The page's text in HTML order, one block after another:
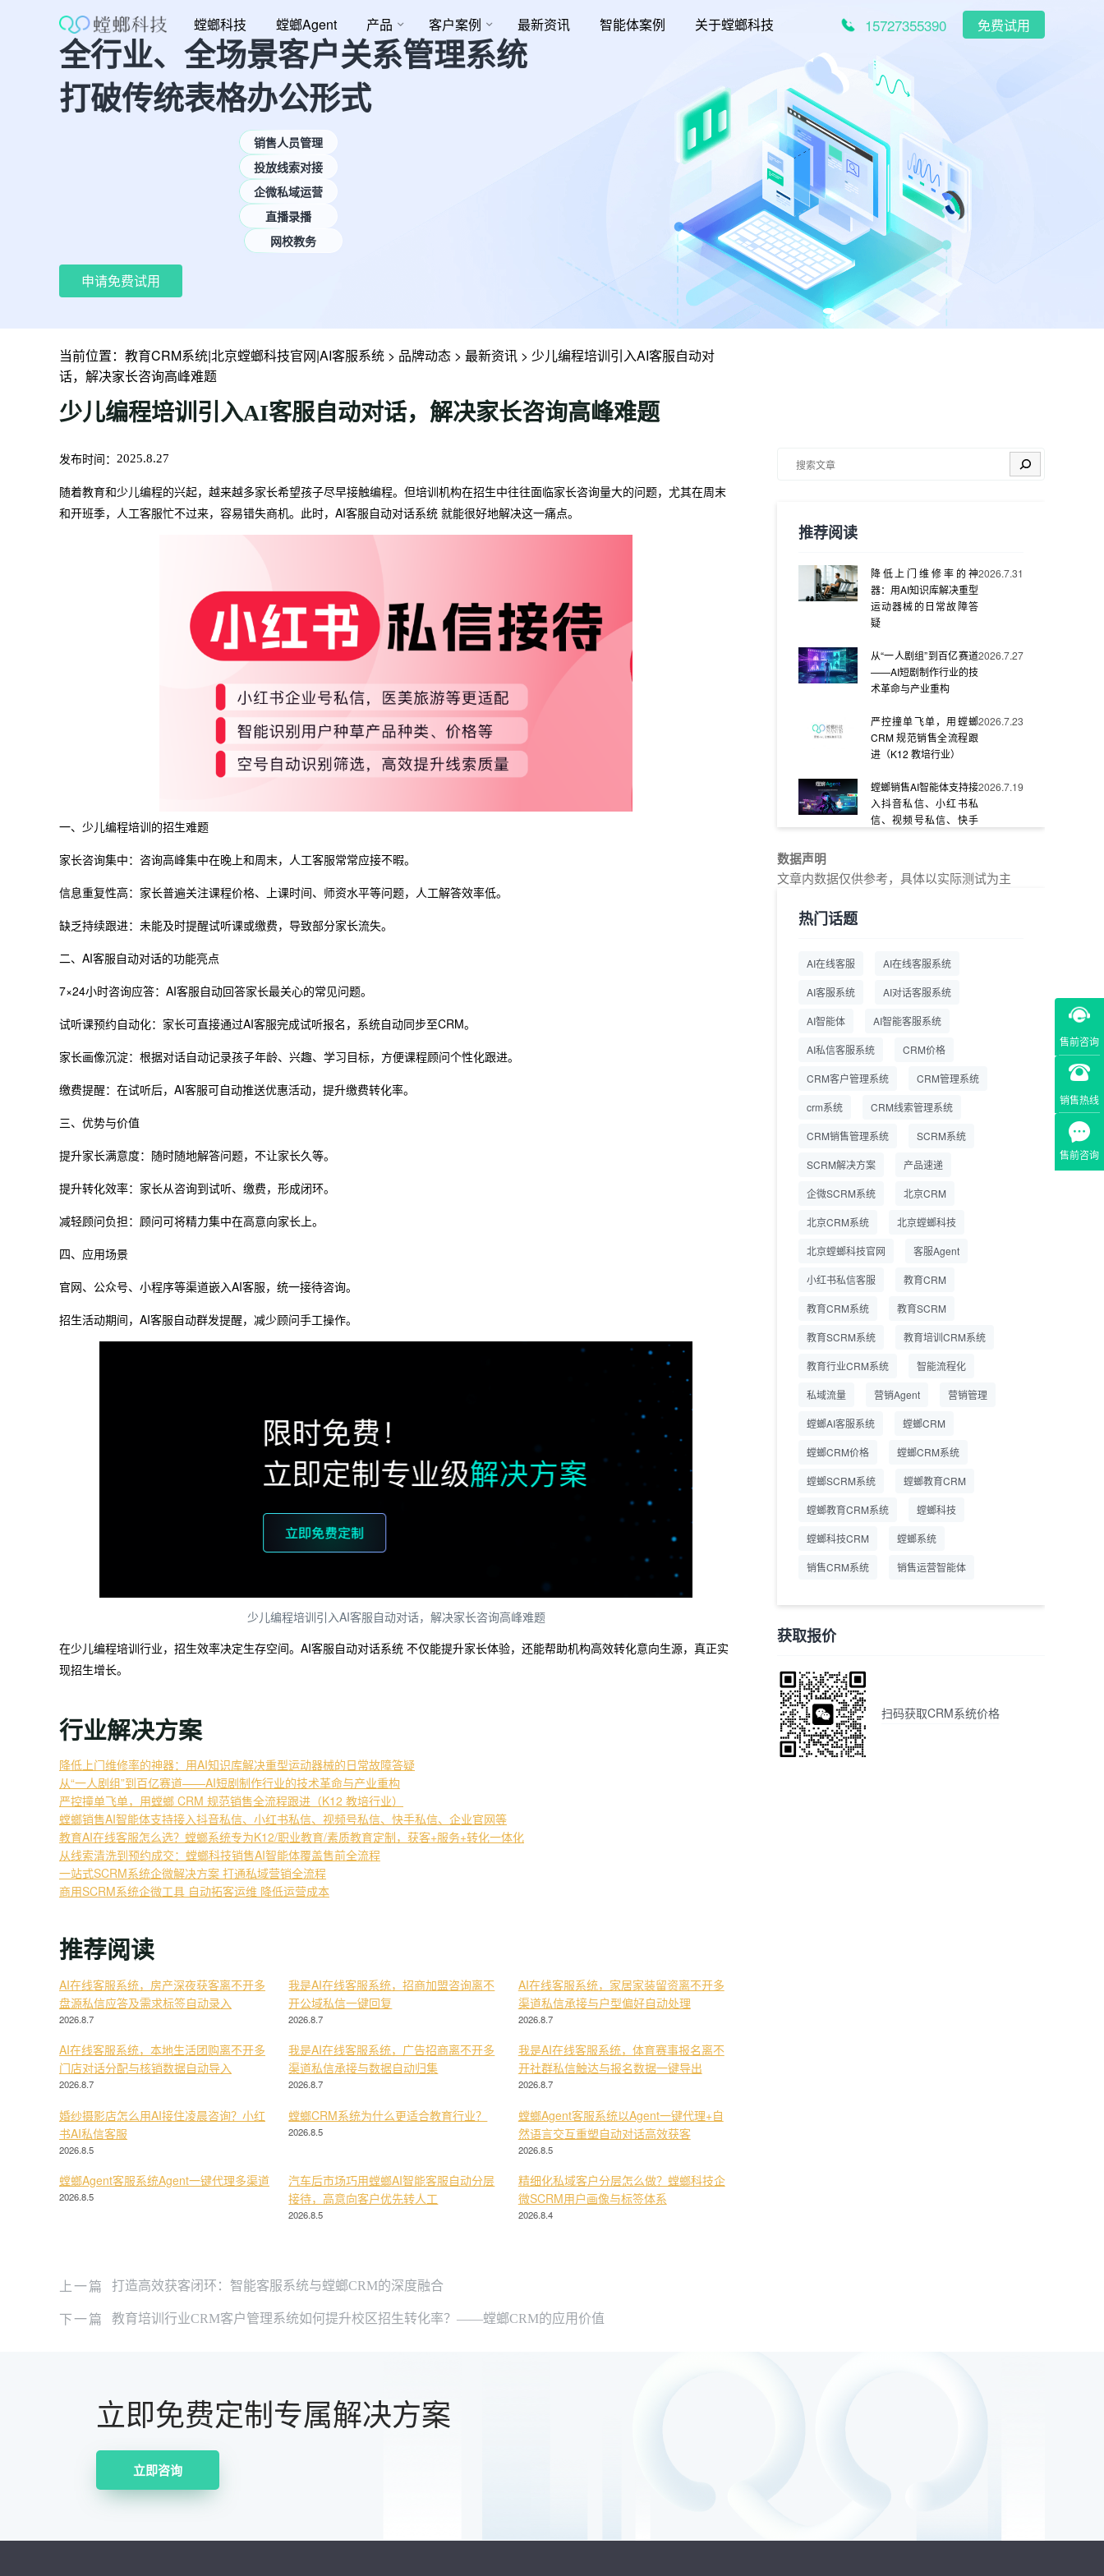
螳螂科技 螳螂Agent 产品 客户案例 最新资讯 智能体案例 关于螳螂科技 15727355390 免费试用
全行业、全场景客户关系管理系统
打破传统表格办公形式
销售人员管理
投放线索对接
企微私域运营
直播录播
网校教务
申请免费试用
售前咨询
销售热线
售前咨询
当前位置： 教育CRM系统|北京螳螂科技官网|AI客服系统 > 品牌动态 > 最新资讯 > 少儿编程培训引入AI客服自动对
话，解决家长咨询高峰难题
少儿编程培训引入AI客服自动对话，解决家长咨询高峰难题
发布时间： 2025.8.27
随着教育和少儿编程的兴起，越来越多家长希望孩子尽早接触编程。但培训机构在招生中往往面临家长咨询量大的问题，尤其在周末
和开班季，人工客服忙不过来，容易错失商机。此时，AI客服自动对话系统 就能很好地解决这一痛点。
一、少儿编程培训的招生难题
家长咨询集中：咨询高峰集中在晚上和周末，人工客服常常应接不暇。
信息重复性高：家长普遍关注课程价格、上课时间、师资水平等问题，人工解答效率低。
缺乏持续跟进：未能及时提醒试听课或缴费，导致部分家长流失。
二、AI客服自动对话的功能亮点
7×24小时咨询应答：AI客服自动回答家长最关心的常见问题。
试听课预约自动化：家长可直接通过AI客服完成试听报名，系统自动同步至CRM。
家长画像沉淀：根据对话自动记录孩子年龄、兴趣、学习目标，方便课程顾问个性化跟进。
缴费提醒：在试听后，AI客服可自动推送优惠活动，提升缴费转化率。
三、优势与价值
提升家长满意度：随时随地解答问题，不让家长久等。
提升转化效率：家长从咨询到试听、缴费，形成闭环。
减轻顾问负担：顾问可将精力集中在高意向家长上。
四、应用场景
官网、公众号、小程序等渠道嵌入AI客服，统一接待咨询。
招生活动期间，AI客服自动群发提醒，减少顾问手工操作。
少儿编程培训引入AI客服自动对话，解决家长咨询高峰难题
在少儿编程培训行业，招生效率决定生存空间。AI客服自动对话系统 不仅能提升家长体验，还能帮助机构高效转化意向生源，真正实
现招生增长。
行业解决方案
降低上门维修率的神器：用AI知识库解决重型运动器械的日常故障答疑
从“一人剧组”到百亿赛道——AI短剧制作行业的技术革命与产业重构
严控撞单飞单，用螳螂 CRM 规范销售全流程跟进（K12 教培行业）
螳螂销售AI智能体支持接入抖音私信、小红书私信、视频号私信、快手私信、企业官网等
教育AI在线客服怎么选？螳螂系统专为K12/职业教育/素质教育定制，获客+服务+转化一体化
从线索清洗到预约成交：螳螂科技销售AI智能体覆盖售前全流程
一站式SCRM系统企微解决方案 打通私域营销全流程
商用SCRM系统企微工具 自动拓客运维 降低运营成本
推荐阅读
AI在线客服系统，房产深夜获客离不开多
盘源私信应答及需求标签自动录入
2026.8.7
我是AI在线客服系统，招商加盟咨询离不
开公域私信一键回复
2026.8.7
AI在线客服系统，家居家装留资离不开多
渠道私信承接与户型偏好自动处理
2026.8.7
AI在线客服系统，本地生活团购离不开多
门店对话分配与核销数据自动导入
2026.8.7
我是AI在线客服系统，广告招商离不开多
渠道私信承接与数据自动归集
2026.8.7
我是AI在线客服系统，体育赛事报名离不
开社群私信触达与报名数据一键导出
2026.8.7
婚纱摄影店怎么用AI接住凌晨咨询？小红
书AI私信客服
2026.8.5
螳螂CRM系统为什么更适合教育行业？
2026.8.5
螳螂Agent客服系统以Agent一键代理+自
然语言交互重塑自动对话高效获客
2026.8.5
螳螂Agent客服系统Agent一键代理多渠道
2026.8.5
汽车后市场巧用螳螂AI智能客服自动分层
接待，高意向客户优先转人工
2026.8.5
精细化私域客户分层怎么做？螳螂科技企
微SCRM用户画像与标签体系
2026.8.4
搜索
推荐阅读
降低上门维修率的神
器：用AI知识库解决重型
运动器械的日常故障答
疑
2026.7.31
从“一人剧组”到百亿赛道
——AI短剧制作行业的技
术革命与产业重构
2026.7.27
严控撞单飞单，用螳螂
CRM 规范销售全流程跟
进（K12 教培行业）
2026.7.23
螳螂销售AI智能体支持接
入抖音私信、小红书私
信、视频号私信、快手
2026.7.19
螳螂系统专为K12/职业
交：螳螂科技销售AI智能
一站式SCRM系统企微
全流程
商用SCRM系统企微工
营成本
2026.7.14
企业微信 私域用户精细
螳螂教育CRM助力教培
机构精细化运营
数据声明
文章内数据仅供参考，具体以实际测试为主
热门话题
AI在线客服 AI在线客服系统
AI客服系统 AI对话客服系统
AI智能体 AI智能客服系统
AI私信客服系统 CRM价格
CRM客户管理系统 CRM管理系统
crm系统 CRM线索管理系统
CRM销售管理系统 SCRM系统
SCRM解决方案 产品速递
企微SCRM系统 北京CRM
北京CRM系统 北京螳螂科技
北京螳螂科技官网 客服Agent
小红书私信客服 教育CRM
教育CRM系统 教育SCRM
教育SCRM系统 教育培训CRM系统
教育行业CRM系统 智能流程化
私域流量 营销Agent 营销管理
螳螂AI客服系统 螳螂CRM
螳螂CRM价格 螳螂CRM系统
螳螂SCRM系统 螳螂教育CRM
螳螂教育CRM系统 螳螂科技
螳螂科技CRM 螳螂系统
销售CRM系统 销售运营智能体
获取报价
扫码获取CRM系统价格
上一篇 打造高效获客闭环：智能客服系统与螳螂CRM的深度融合
下一篇 教育培训行业CRM客户管理系统如何提升校区招生转化率？——螳螂CRM的应用价值
立即免费定制专属解决方案
立即咨询